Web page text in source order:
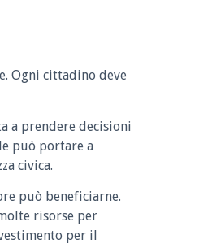
Ogni cittadino deve
a prendere decisioni
può portare a
civica.
può beneficiarne.
risorse per
per il